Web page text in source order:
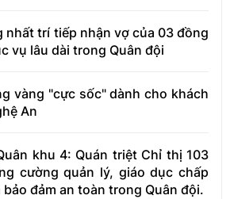
nhất trí tiếp nhận vợ của 03 đồng
vụ lâu dài trong Quân đội
vàng "cực sốc" dành cho khách
An
khu 4: Quán triệt Chỉ thị 103
cường quản lý, giáo dục chấp
đảm an toàn trong Quân đội.